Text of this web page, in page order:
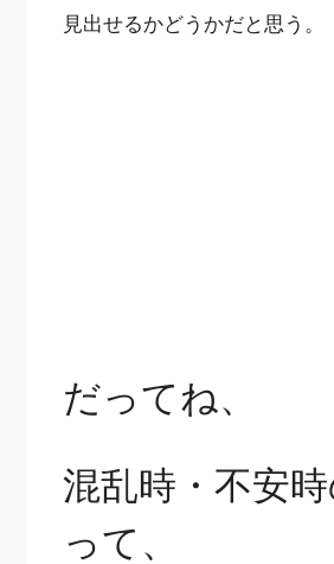
見出せるかどうかだと思う。
だってね、
混乱時・不安
って、